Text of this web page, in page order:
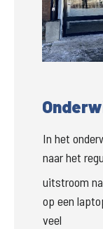
In het
naar het
uitstroom
op een
veel